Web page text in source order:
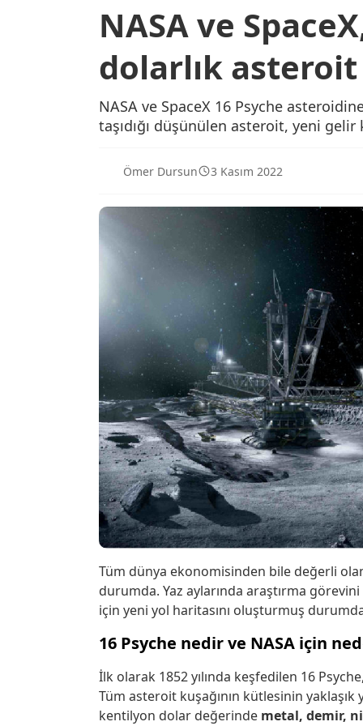
NASA ve
dolarlık
NASA ve SpaceX 16 Psyche
taşıdığı düşünülen asteroit, yeni gelir
Ömer Dursun 3 Kasım 2022
Tüm dünya ekonomisinden bile değerli
durumda. Yaz aylarında araştırma
için yeni yol haritasını oluşturmuş
16 Psyche nedir ve NASA için
İlk olarak 1852 yılında keşfedilen 16
Tüm asteroit kuşağının kütlesinin
kentilyon dolar değerinde metal, demir,